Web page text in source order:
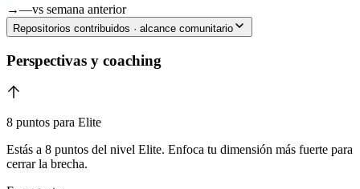
→—vs semana anterior
Repositorios contribuidos · alcance comunitario
Perspectivas y coaching
8 puntos para Elite
Estás a 8 puntos del nivel Elite. Enfoca tu dimensión más fuerte para
cerrar la brecha.